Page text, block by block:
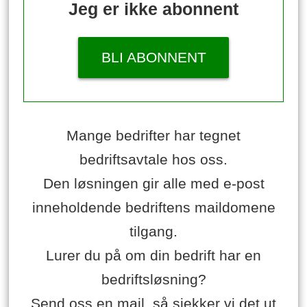
Jeg er ikke abonnent
BLI ABONNENT
Mange bedrifter har tegnet
bedriftsavtale hos oss.
Den løsningen gir alle med e-post
inneholdende bedriftens maildomene
tilgang.
Lurer du på om din bedrift har en
bedriftsløsning?
Send oss en mail, så sjekker vi det ut